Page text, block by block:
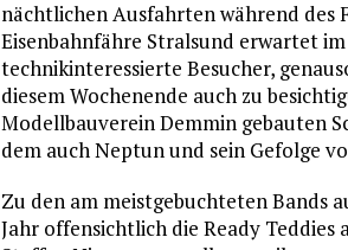
nächtlichen Ausfahrten während des
Eisenbahnfähre Stralsund erwartet
technikinteressierte Besucher,
diesem Wochenende auch zu
Modellbauverein Demmin gebauten
dem auch Neptun und sein Gefolge
Zu den am meistgebuchteten Bands
Jahr offensichtlich die Ready Teddies